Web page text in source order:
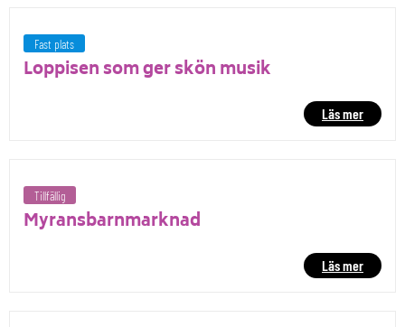
Fast plats
Loppisen som ger skön musik
Läs mer
Tillfällig
Myransbarnmarknad
Läs mer